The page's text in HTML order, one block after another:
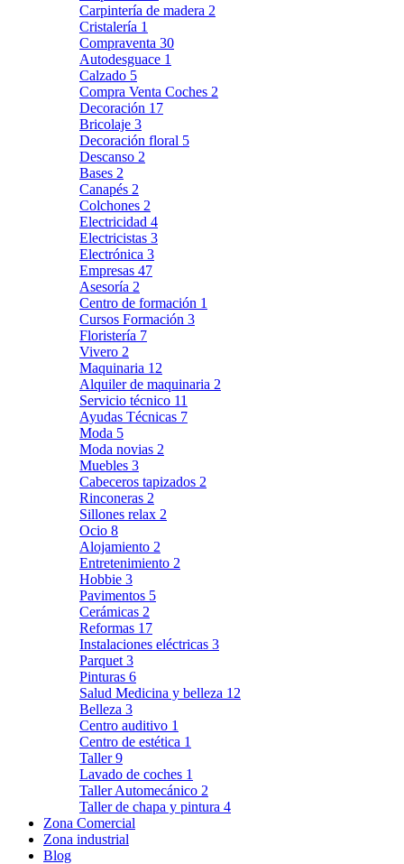
Carpintería de madera 2
Cristalería 1
Compraventa 30
Autodesguace 1
Calzado 5
Compra Venta Coches 2
Decoración 17
Bricolaje 3
Decoración floral 5
Descanso 2
Bases 2
Canapés 2
Colchones 2
Electricidad 4
Electricistas 3
Electrónica 3
Empresas 47
Asesoría 2
Centro de formación 1
Cursos Formación 3
Floristería 7
Vivero 2
Maquinaria 12
Alquiler de maquinaria 2
Servicio técnico 11
Ayudas Técnicas 7
Moda 5
Moda novias 2
Muebles 3
Cabeceros tapizados 2
Rinconeras 2
Sillones relax 2
Ocio 8
Alojamiento 2
Entretenimiento 2
Hobbie 3
Pavimentos 5
Cerámicas 2
Reformas 17
Instalaciones eléctricas 3
Parquet 3
Pinturas 6
Salud Medicina y belleza 12
Belleza 3
Centro auditivo 1
Centro de estética 1
Taller9
Lavado de coches 1
Taller Automecánico 2
Taller de chapa y pintura 4
Zona Comercial
Zona industrial
Blog